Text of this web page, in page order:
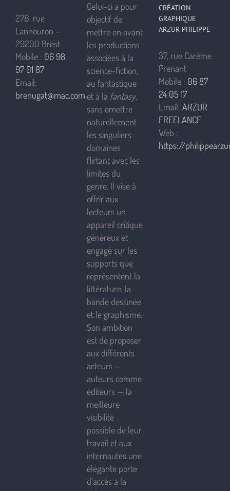
27B, rue
Lannouron –
29200 Brest
Mobile : 06 98
97 01 87
Email:
brenugat@mac.com
Celui-ci a pour
objectif de
mettre en avant
les productions
associées à la
science-fiction,
au fantastique
et à la fantasy,
sans omettre
naturellement
les singuliers
domaines
flirtant avec les
limites du
genre. Il vise à
offrir aux
lecteurs un
appareil critique
généreux et
engagé sur les
supports que
représentent la
littérature, la
bande dessinée
et le graphisme.
Son ambition
est de proposer
aux différents
acteurs —
auteurs comme
éditeurs — la
meilleure
visibilité
possible de leur
travail et aux
internautes une
élégante porte
d’accès à la
CRÉATION
GRAPHIQUE
ARZUR PHILIPPE
37, rue Carême
Prenant
Mobile : 06 87
24 05 17
Email: ARZUR
FREELANCE
Web :
https://